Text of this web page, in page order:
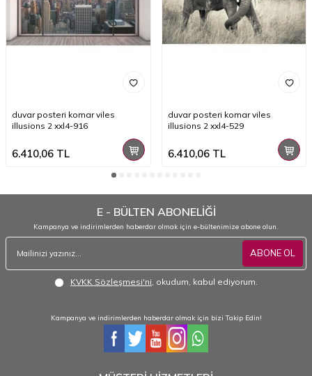
duvar posteri komar viles
illusions 2 xxl4-916
6.410,06 TL
duvar posteri komar viles
illusions 2 xxl4-529
6.410,06TL
E - BÜLTEN ABONELİĞİ
Kampanya ve indirimlerden haberdar olmak için e-bültenimize abone olun.
ABONE OL
KVKK Sözleşmesi'ni , okudum, kabul ediyorum.
Kampanya ve indirimlerden haberdar olmak için bizi Takip Edin!